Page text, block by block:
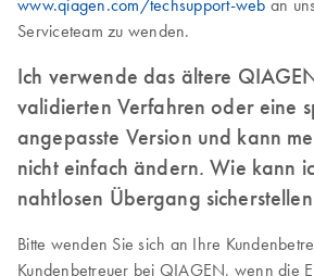
www.qiagen.com/techsupport-web an
Serviceteam zu wenden.
Ich verwende das ältere
validierten Verfahren oder eine
angepasste Version und kann
nicht einfach ändern. Wie kann
nahtlosen Übergang
Bitte wenden Sie sich an Ihre
Kundenbetreuer bei QIAGEN, wenn die